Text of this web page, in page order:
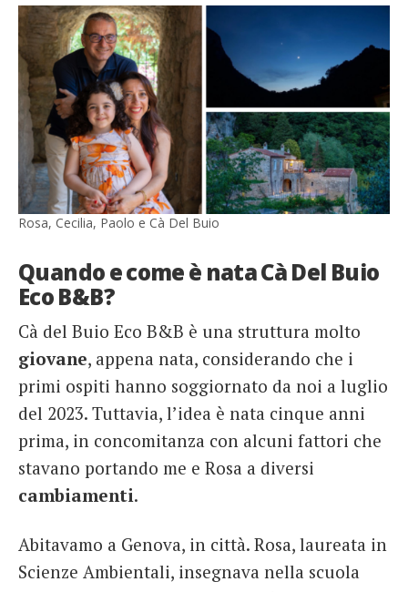
Rosa, Cecilia, Paolo e Cà Del Buio
Quando e come è nata Cà Del Buio
Eco B&B?
Cà del Buio Eco B&B è una struttura molto
giovane, appena nata, considerando che i
primi ospiti hanno soggiornato da noi a luglio
del 2023. Tuttavia, l’idea è nata cinque anni
prima, in concomitanza con alcuni fattori che
stavano portando me e Rosa a diversi
cambiamenti.
Abitavamo a Genova, in città. Rosa, laureata in
Scienze Ambientali, insegnava nella scuola